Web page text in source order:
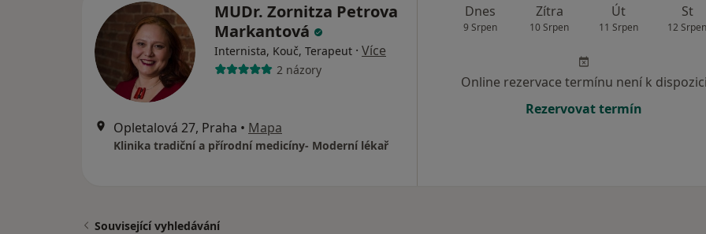
MUDr. Zornitza Petrova
Markantová
Internista, Kouč, Terapeut · Více
2 názory
Opletalová 27, Praha • Mapa
Klinika tradiční a přírodní medicíny- Moderní lékař
Dnes
9 Srpen
Zítra
10 Srpen
Út
11 Srpen
St
12 Srpen
Online rezervace termínu není k dispozici
Rezervovat termín
Související vyhledávání